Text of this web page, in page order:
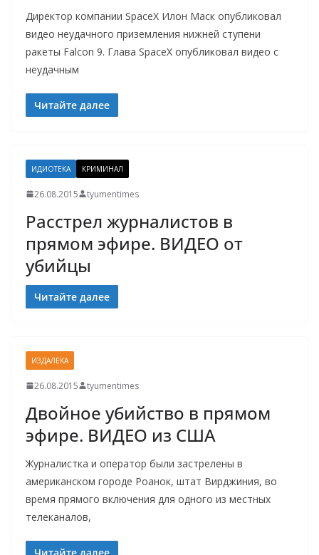
Директор компании SpaceX Илон Маск опубликовал
видео неудачного приземления нижней ступени
ракеты Falcon 9. Глава SpaceX опубликовал видео с
неудачным
Читайте далее
ИДИОТЕКА КРИМИНАЛ
26.08.2015 tyumentimes
Расстрел журналистов в
прямом эфире. ВИДЕО от
убийцы
Читайте далее
ИЗДАЛЕКА
26.08.2015 tyumentimes
Двойное убийство в прямом
эфире. ВИДЕО из США
Журналистка и оператор были застрелены в
американском городе Роанок, штат Вирджиния, во
время прямого включения для одного из местных
телеканалов,
Читайте далее